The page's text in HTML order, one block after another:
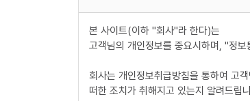
4. 회원 : 당 사이트에 회원가입에 필요
5. 이용자번호(ID) : 회원 식별과 회원의
6. 패스워드(PASSWORD) : 회원의 정
7. 이용해지 : 회사 또는 회원이 서비스
본 사이트(이하 "회사"라 한다)는
고객님의 개인정보를 중요시하며, "정
회사는 개인정보취급방침을 통하여 고
떠한 조치가 취해지고 있는지 알려드립